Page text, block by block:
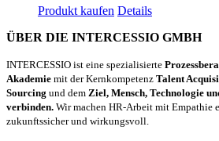
Produkt kaufen Details
ÜBER DIE INTERCESSIO GMBH
INTERCESSIO ist eine spezialisierte
Akademie mit der Kernkompetenz Talent
Sourcing und dem Ziel, Mensch, Technologie
verbinden. Wir machen HR-Arbeit mit Empathie
zukunftssicher und wirkungsvoll.